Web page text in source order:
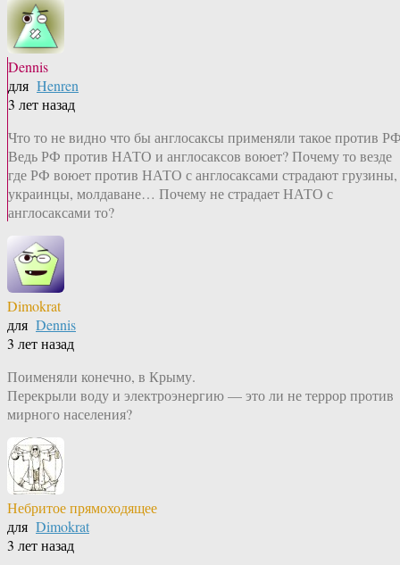
Dennis
для Henren
3 лет назад
Что то не видно что бы англосаксы применяли такое против
Ведь РФ против НАТО и англосаксов воюет? Почему то везде
где РФ воюет против НАТО с англосаксами страдают грузины,
украинцы, молдаване… Почему не страдает НАТО с
англосаксами то?
Dimokrat
для Dennis
3 лет назад
Поименяли конечно, в Крыму.
Перекрыли воду и электроэнергию — это ли не террор против
мирного населения?
Небритое прямоходящее
для Dimokrat
3 лет назад